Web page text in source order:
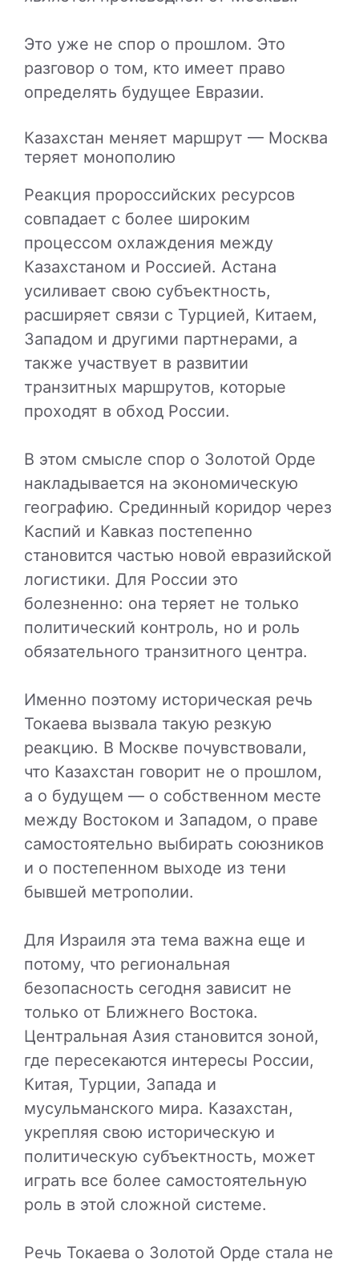
Это уже не спор о прошлом. Это
разговор о том, кто имеет право
определять будущее Евразии.
Казахстан меняет маршрут — Москва
теряет монополию
Реакция пророссийских ресурсов
совпадает с более широким
процессом охлаждения между
Казахстаном и Россией. Астана
усиливает свою субъектность,
расширяет связи с Турцией, Китаем,
Западом и другими партнерами, а
также участвует в развитии
транзитных маршрутов, которые
проходят в обход России.
В этом смысле спор о Золотой Орде
накладывается на экономическую
географию. Срединный коридор через
Каспий и Кавказ постепенно
становится частью новой евразийской
логистики. Для России это
болезненно: она теряет не только
политический контроль, но и роль
обязательного транзитного центра.
Именно поэтому историческая речь
Токаева вызвала такую резкую
реакцию. В Москве почувствовали,
что Казахстан говорит не о прошлом,
а о будущем — о собственном месте
между Востоком и Западом, о праве
самостоятельно выбирать союзников
и о постепенном выходе из тени
бывшей метрополии.
Для Израиля эта тема важна еще и
потому, что региональная
безопасность сегодня зависит не
только от Ближнего Востока.
Центральная Азия становится зоной,
где пересекаются интересы России,
Китая, Турции, Запада и
мусульманского мира. Казахстан,
укрепляя свою историческую и
политическую субъектность, может
играть все более самостоятельную
роль в этой сложной системе.
Речь Токаева о Золотой Орде стала не